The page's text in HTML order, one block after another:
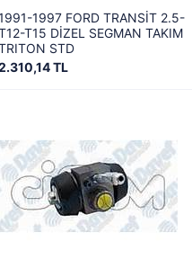
1997 FORD TRANSİT 2.5-
T15 DİZEL SEGMAN TAKIM
STD
TL